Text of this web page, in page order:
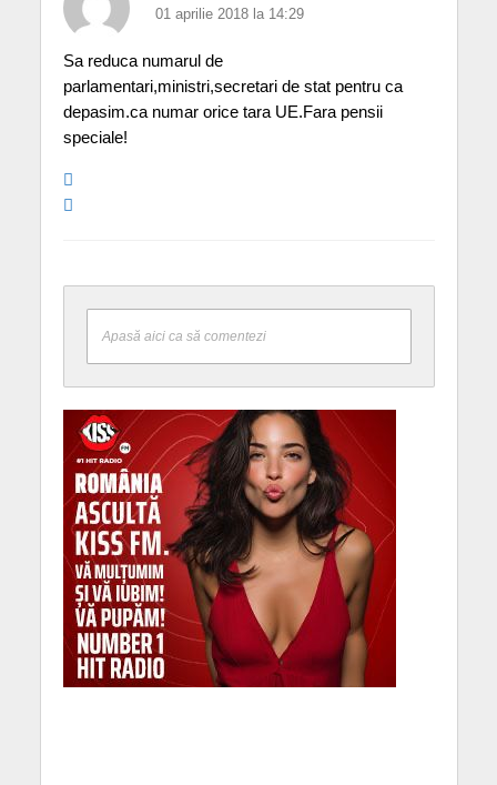
01 aprilie 2018 la 14:29
Sa reduca numarul de
parlamentari,ministri,secretari de stat pentru ca
depasim.ca numar orice tara UE.Fara pensii
speciale!
Apasă aici ca să comentezi